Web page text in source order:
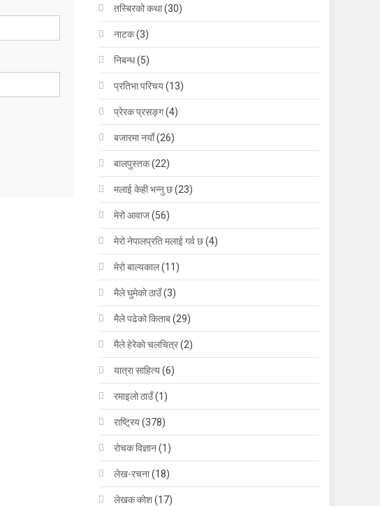
तस्बिरको कथा(30)
नाटक(3)
निबन्ध(5)
प्रतिभा परिचय(13)
प्रेरक प्रसङ्ग(4)
बजारमा नयाँ(26)
बालपुस्तक(22)
मलाई केही भन्नु छ(23)
मेरो आवाज(56)
मेरो नेपालप्रति मलाई गर्व छ(4)
मेरो बाल्यकाल(11)
मैले घुमेको ठाउँ(3)
मैले पढेको किताब(29)
मैले हेरेको चलचित्र(2)
यात्रा साहित्य(6)
रमाइलो ठाउँ(1)
राष्ट्रिय(378)
रोचक विज्ञान(1)
लेख-रचना(18)
लेखक कोश(17)